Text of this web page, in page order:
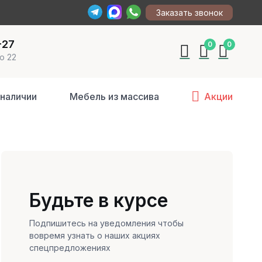
Заказать звонок
22
0 0
Мебель из массива Акции
Будьте в курсе
Подпишитесь на уведомления чтобы
вовремя узнать о наших акциях
спецпредложениях